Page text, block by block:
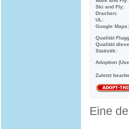
Ski and Fly:
Drachen:
UL:
Google Maps:
Qualität
Qualität
Statistik:
Adoption
Zuletzt
Eine